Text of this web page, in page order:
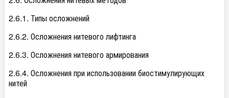
2.6.1. Типы осложнений
2.6.2. Осложнения нитевого лифтинга
2.6.3. Осложнения нитевого армирования
2.6.4. Осложнения при использовании биостимулирующих
нитей